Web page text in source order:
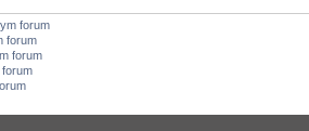
forum
forum
forum